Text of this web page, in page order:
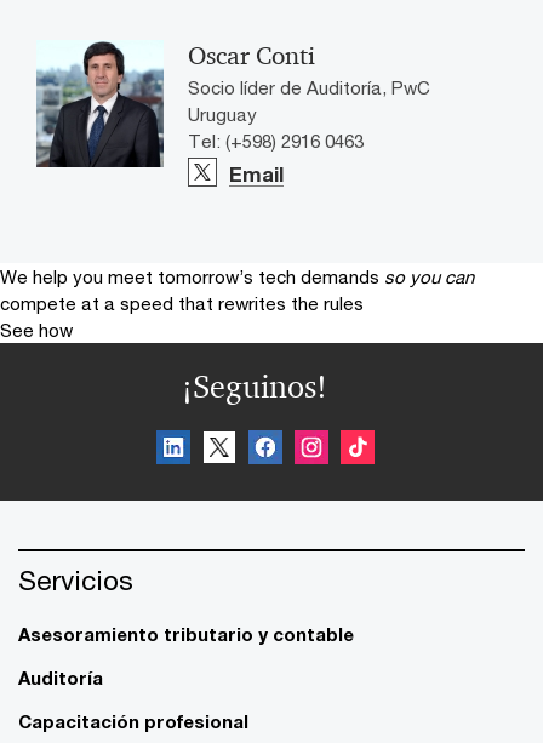
Oscar Conti
Socio líder de Auditoría, PwC
Uruguay
Tel: (+598) 2916 0463
Email
We help you meet tomorrow’s tech demands so you can
compete at a speed that rewrites the rules
See how
¡Seguinos!
Servicios
Asesoramiento tributario y contable
Auditoría
Capacitación profesional